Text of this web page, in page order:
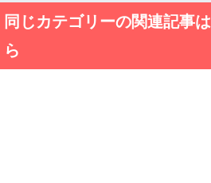
同じカテゴリーの関連記事
ら